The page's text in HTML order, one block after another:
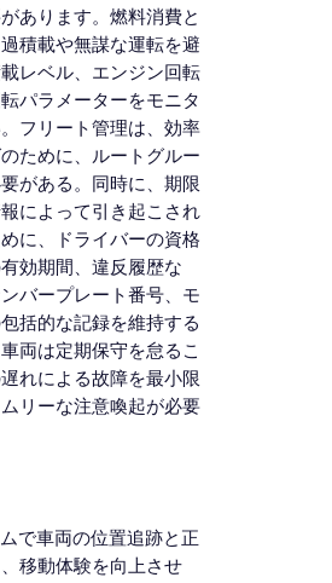
あります。燃料消費と
積載や無謀な運転を避
レベル、エンジン回転
パラメーターをモニタ
フリート管理は、効率
ために、ルートグルー
がある。同時に、期限
によって引き起こされ
に、ドライバーの資格
効期間、違反履歴な
バープレート番号、モ
括的な記録を維持する
両は定期保守を怠るこ
れによる故障を最小限
リーな注意喚起が必要
で車両の位置追跡と正
移動体験を向上させ